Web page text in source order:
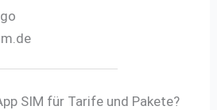
SIM für Tarife und Pakete?